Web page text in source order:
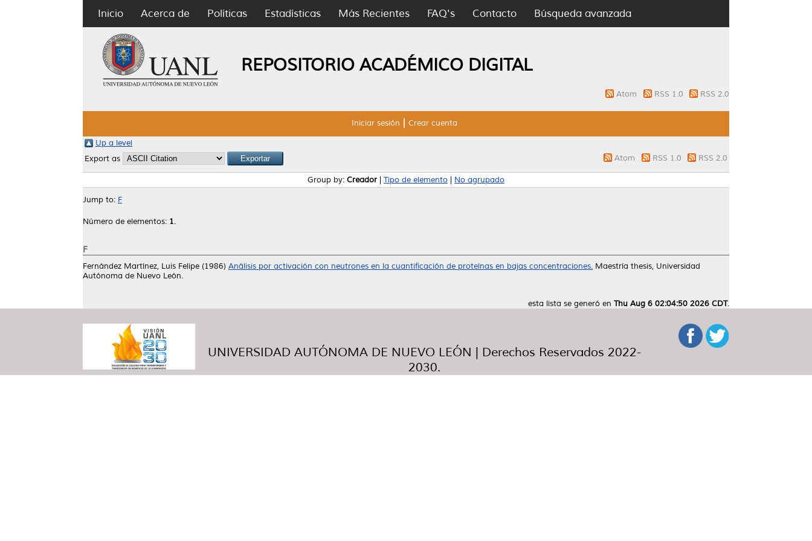
Inicio Acerca de Políticas Estadísticas Más Recientes FAQ's Contacto Búsqueda avanzada
REPOSITORIO ACADÉMICO DIGITAL
Atom RSS 1.0 RSS 2.0
Iniciar sesión Crear cuenta
Up a level
Export as
Atom RSS 1.0 RSS 2.0
Group by: Creador Tipo de elemento No agrupado
Jump to: F
Número de elementos: 1.
F
Fernández Martínez, Luis Felipe (1986) Análisis por activación con neutrones en la cuantificación de proteínas en bajas concentraciones. Maestría thesis, Universidad
Autónoma de Nuevo León.
esta lista se generó en Thu Aug 6 02:04:50 2026 CDT.
UNIVERSIDAD AUTÓNOMA DE NUEVO LEÓN | Derechos Reservados 2022-
2030.